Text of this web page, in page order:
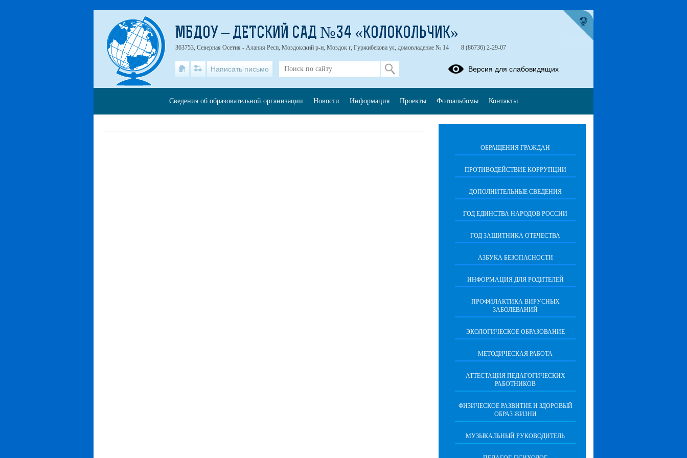
ОБРАЩЕНИЯ ГРАЖДАН
ПРОТИВОДЕЙСТВИЕ КОРРУПЦИИ
ДОПОЛНИТЕЛЬНЫЕ СВЕДЕНИЯ
ГОД ЕДИНСТВА НАРОДОВ РОССИИ
ГОД ЗАЩИТНИКА ОТЕЧЕСТВА
АЗБУКА БЕЗОПАСНОСТИ
ИНФОРМАЦИЯ ДЛЯ РОДИТЕЛЕЙ
ПРОФИЛАКТИКА ВИРУСНЫХ
ЗАБОЛЕВАНИЙ
ЭКОЛОГИЧЕСКОЕ ОБРАЗОВАНИЕ
МЕТОДИЧЕСКАЯ РАБОТА
АТТЕСТАЦИЯ ПЕДАГОГИЧЕСКИХ
РАБОТНИКОВ
ФИЗИЧЕСКОЕ РАЗВИТИЕ И ЗДОРОВЫЙ
ОБРАЗ ЖИЗНИ
МУЗЫКАЛЬНЫЙ РУКОВОДИТЕЛЬ
МБДОУ – ДЕТСКИЙ САД №34 «КОЛОКОЛЬЧИК»
363753, Северная Осетия - Алания Респ, Моздокский р-н, Моздок г, Гуржибекова ул, домовладение № 14 8 (86736) 2-29-07
Написать письмо Версия для слабовидящих
Сведения об образовательной организации Новости Информация Проекты Фотоальбомы Контакты